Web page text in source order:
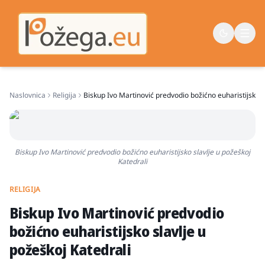
Život
Županija
Naslovnica Religija Biskup Ivo Martinović predvodio božićno euharistijsko
Biskup Ivo Martinović predvodio božićno euharistijsko slavlje u požeškoj
Katedrali
RELIGIJA
Biskup Ivo Martinović predvodio
božićno euharistijsko slavlje u
požeškoj Katedrali